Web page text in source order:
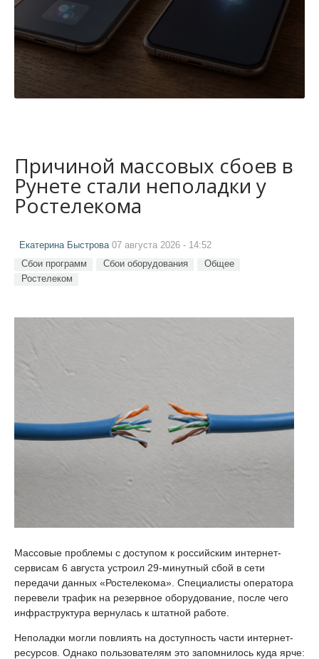
Причиной массовых сбоев в
Рунете стали неполадки у
Ростелекома
Екатерина Быстрова07 августа 2026 - 14:52
Сбои программ Сбои оборудования
Общее
Ростелеком
Массовые проблемы с доступом к российским интернет-
сервисам 6 августа устроил 29-минутный сбой в сети
передачи данных «Ростелекома». Специалисты оператора
перевели трафик на резервное оборудование, после чего
инфраструктура вернулась к штатной работе.
Неполадки могли повлиять на доступность части интернет-
ресурсов. Однако пользователям это запомнилось куда ярче: